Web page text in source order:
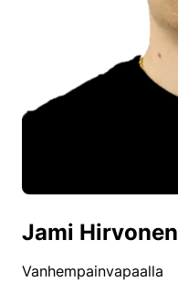
Jami Hirvonen
Vanhempainvapaalla